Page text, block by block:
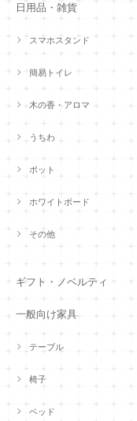
日用品・雑貨
スマホスタンド
簡易トイレ
木の香・アロマ
うちわ
ポット
ホワイトボード
その他
ギフト・ノベルティ
一般向け家具
テーブル
椅子
ベッド